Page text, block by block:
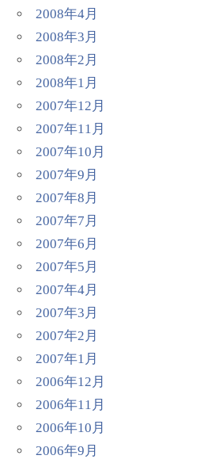
2008年4月
2008年3月
2008年2月
2008年1月
2007年12月
2007年11月
2007年10月
2007年9月
2007年8月
2007年7月
2007年6月
2007年5月
2007年4月
2007年3月
2007年2月
2007年1月
2006年12月
2006年11月
2006年10月
2006年9月